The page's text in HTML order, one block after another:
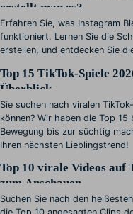
erstellt man es?
Erfahren Sie, was Instagram
funktioniert. Lernen Sie die
erstellen, und entdecken Sie
Top 15 TikTok-Spiele
Überblick
Sie suchen nach viralen
können? Wir haben die Top
Bewegung bis zur süchtig
Ihren nächsten Lieblingstrend!
Top 10 virale Videos auf
zum Anschauen
Suchen Sie nach den